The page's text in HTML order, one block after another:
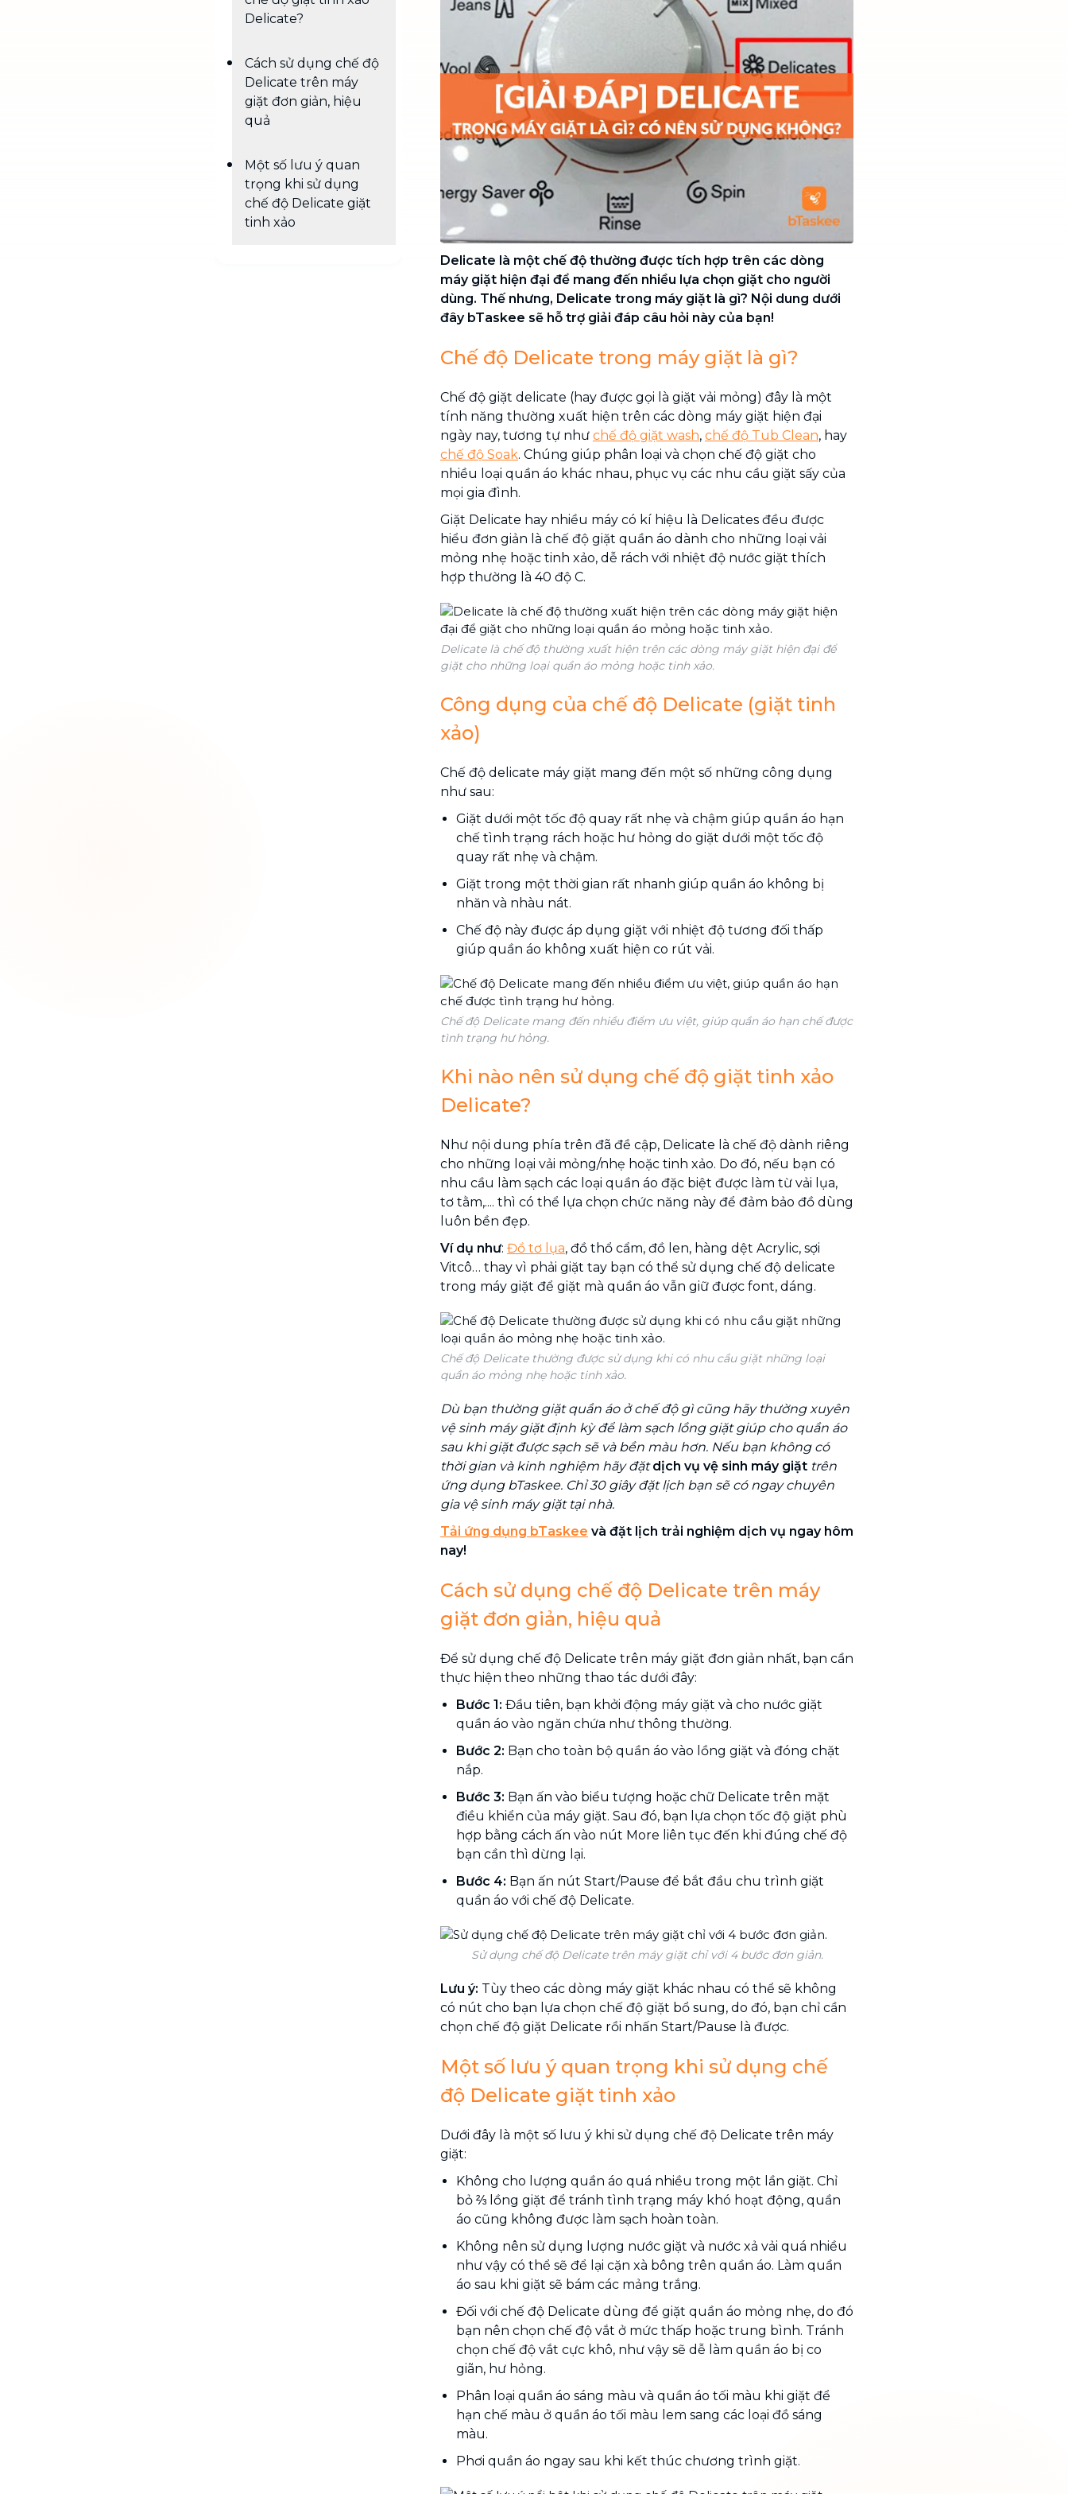
Chuyển nhà trọn gói, không lo dọn
dẹp nơi đi nơi đến
Vệ sinh công nghiệp
Vệ sinh chuyên nghiệp cho văn
phòng, nhà xưởng, công trình lớn
Delicate?
Cách sử dụng chế độ
Delicate trên máy
giặt đơn giản, hiệu
quả
Một số lưu ý quan
trọng khi sử dụng
chế độ Delicate giặt
tinh xảo
Delicate là một chế độ thường được tích hợp trên các dòng
máy giặt hiện đại để mang đến nhiều lựa chọn giặt cho người
dùng. Thế nhưng, Delicate trong máy giặt là gì? Nội dung dưới
đây bTaskee sẽ hỗ trợ giải đáp câu hỏi này của bạn!
Chế độ Delicate trong máy giặt là gì?
Chế độ giặt delicate (hay được gọi là giặt vải mỏng) đây là một
tính năng thường xuất hiện trên các dòng máy giặt hiện đại
ngày nay, tương tự như chế độ giặt wash, chế độ Tub Clean, hay
chế độ Soak. Chúng giúp phân loại và chọn chế độ giặt cho
nhiều loại quần áo khác nhau, phục vụ các nhu cầu giặt sấy của
mọi gia đình.
Giặt Delicate hay nhiều máy có kí hiệu là Delicates đều được
hiểu đơn giản là chế độ giặt quần áo dành cho những loại vải
mỏng nhẹ hoặc tinh xảo, dễ rách với nhiệt độ nước giặt thích
hợp thường là 40 độ C.
Delicate là chế độ thường xuất hiện trên các dòng máy giặt hiện đại để
giặt cho những loại quần áo mỏng hoặc tinh xảo.
Công dụng của chế độ Delicate (giặt tinh
xảo)
Chế độ delicate máy giặt mang đến một số những công dụng
như sau:
Giặt dưới một tốc độ quay rất nhẹ và chậm giúp quần áo hạn
chế tình trạng rách hoặc hư hỏng do giặt dưới một tốc độ
quay rất nhẹ và chậm.
Giặt trong một thời gian rất nhanh giúp quần áo không bị
nhăn và nhàu nát.
Chế độ này được áp dụng giặt với nhiệt độ tương đối thấp
giúp quần áo không xuất hiện co rút vải.
Chế độ Delicate mang đến nhiều điểm ưu việt, giúp quần áo hạn chế được
tình trạng hư hỏng.
Khi nào nên sử dụng chế độ giặt tinh xảo
Delicate?
Như nội dung phía trên đã đề cập, Delicate là chế độ dành riêng
cho những loại vải mỏng/nhẹ hoặc tinh xảo. Do đó, nếu bạn có
nhu cầu làm sạch các loại quần áo đặc biệt được làm từ vải lụa,
tơ tằm,.... thì có thể lựa chọn chức năng này để đảm bảo đồ dùng
luôn bền đẹp.
Ví dụ như: Đồ tơ lụa, đồ thổ cẩm, đồ len, hàng dệt Acrylic, sợi
Vitcô… thay vì phải giặt tay bạn có thể sử dụng chế độ delicate
trong máy giặt để giặt mà quần áo vẫn giữ được font, dáng.
Chế độ Delicate thường được sử dụng khi có nhu cầu giặt những loại
quần áo mỏng nhẹ hoặc tinh xảo.
Dù bạn thường giặt quần áo ở chế độ gì cũng hãy thường xuyên
vệ sinh máy giặt định kỳ để làm sạch lồng giặt giúp cho quần áo
sau khi giặt được sạch sẽ và bền màu hơn. Nếu bạn không có
thời gian và kinh nghiệm hãy đặtdịch vụ vệ sinh máy giặt trên
ứng dụng bTaskee. Chỉ 30 giây đặt lịch bạn sẽ có ngay chuyên
gia vệ sinh máy giặt tại nhà.
Tải ứng dụng bTaskee và đặt lịch trải nghiệm dịch vụ ngay hôm
nay!
Cách sử dụng chế độ Delicate trên máy
giặt đơn giản, hiệu quả
Để sử dụng chế độ Delicate trên máy giặt đơn giản nhất, bạn cần
thực hiện theo những thao tác dưới đây:
Bước 1: Đầu tiên, bạn khởi động máy giặt và cho nước giặt
quần áo vào ngăn chứa như thông thường.
Bước 2: Bạn cho toàn bộ quần áo vào lồng giặt và đóng chặt
nắp.
Bước 3: Bạn ấn vào biểu tượng hoặc chữ Delicate trên mặt
điều khiển của máy giặt. Sau đó, bạn lựa chọn tốc độ giặt phù
hợp bằng cách ấn vào nút More liên tục đến khi đúng chế độ
bạn cần thì dừng lại.
Bước 4: Bạn ấn nút Start/Pause để bắt đầu chu trình giặt
quần áo với chế độ Delicate.
Sử dụng chế độ Delicate trên máy giặt chỉ với 4 bước đơn giản.
Lưu ý: Tùy theo các dòng máy giặt khác nhau có thể sẽ không
có nút cho bạn lựa chọn chế độ giặt bổ sung, do đó, bạn chỉ cần
chọn chế độ giặt Delicate rồi nhấn Start/Pause là được.
Một số lưu ý quan trọng khi sử dụng chế
độ Delicate giặt tinh xảo
Dưới đây là một số lưu ý khi sử dụng chế độ Delicate trên máy
giặt:
Không cho lượng quần áo quá nhiều trong một lần giặt. Chỉ
bỏ ⅔ lồng giặt để tránh tình trạng máy khó hoạt động, quần
áo cũng không được làm sạch hoàn toàn.
Không nên sử dụng lượng nước giặt và nước xả vải quá nhiều
như vậy có thể sẽ để lại cặn xà bông trên quần áo. Làm quần
áo sau khi giặt sẽ bám các mảng trắng.
Đối với chế độ Delicate dùng để giặt quần áo mỏng nhẹ, do đó
bạn nên chọn chế độ vắt ở mức thấp hoặc trung bình. Tránh
chọn chế độ vắt cực khô, như vậy sẽ dễ làm quần áo bị co
giãn, hư hỏng.
Phân loại quần áo sáng màu và quần áo tối màu khi giặt để
hạn chế màu ở quần áo tối màu lem sang các loại đồ sáng
màu.
Phơi quần áo ngay sau khi kết thúc chương trình giặt.